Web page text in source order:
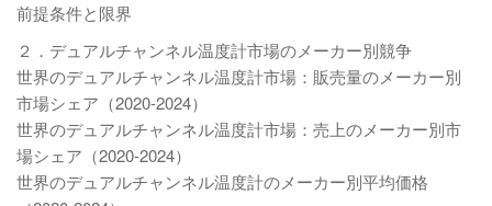
前提条件と限界
２．デュアルチャンネル温度計市場のメーカー別競争
世界のデュアルチャンネル温度計市場：販売量のメーカー別
市場シェア（2020-2024）
世界のデュアルチャンネル温度計市場：売上のメーカー別市
場シェア（2020-2024）
世界のデュアルチャンネル温度計のメーカー別平均価格